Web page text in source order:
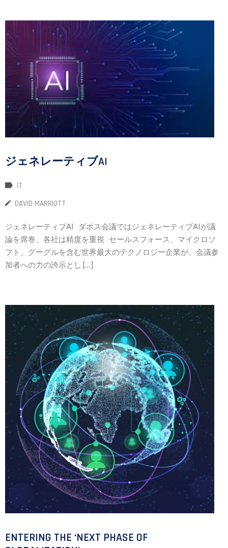
ジェネレーティブAI
IT
DAVID MARRIOTT
ジェネレーティブAI ダボス会議ではジェネレーティブAIが議
論を席巻、各社は精度を重視 セールスフォース、マイクロソ
フト、グーグルを含む世界最大のテクノロジー企業が、会議参
加者への力の誇示とし […]
ENTERING THE ‘NEXT PHASE OF